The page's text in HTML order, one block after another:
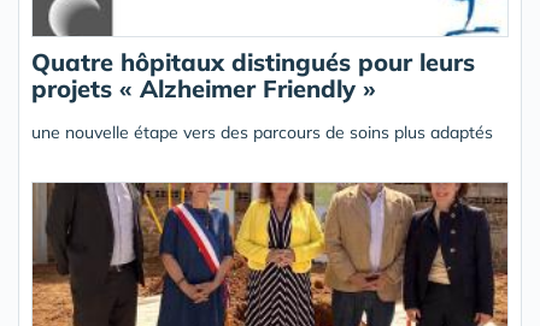
Quatre hôpitaux distingués pour leurs
projets « Alzheimer Friendly »
une nouvelle étape vers des parcours de soins plus adaptés